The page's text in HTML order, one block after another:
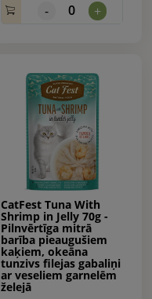
- 0 +
CatFest Tuna With
Shrimp in Jelly 70g -
Pilnvērtīga mitrā
barība pieaugušiem
kaķiem, okeāna
tunzivs filejas gabaliņi
ar veseliem garnelēm
želejā